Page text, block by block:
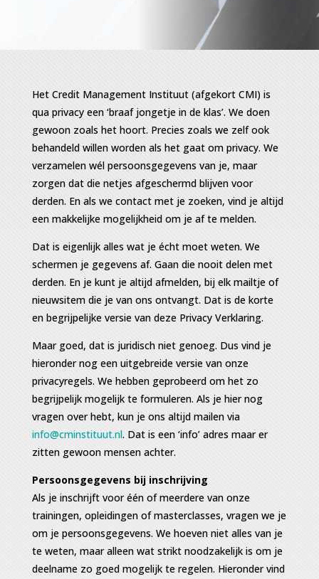
Het Credit Management Instituut (afgekort CMI) is
qua privacy een ‘braaf jongetje in de klas’. We doen
gewoon zoals het hoort. Precies zoals we zelf ook
behandeld willen worden als het gaat om privacy. We
verzamelen wél persoonsgegevens van je, maar
zorgen dat die netjes afgeschermd blijven voor
derden. En als we contact met je zoeken, vind je altijd
een makkelijke mogelijkheid om je af te melden.
Dat is eigenlijk alles wat je écht moet weten. We
schermen je gegevens af. Gaan die nooit delen met
derden. En je kunt je altijd afmelden, bij elk mailtje of
nieuwsitem die je van ons ontvangt. Dat is de korte
en begrijpelijke versie van deze Privacy Verklaring.
Maar goed, dat is juridisch niet genoeg. Dus vind je
hieronder nog een uitgebreide versie van onze
privacyregels. We hebben geprobeerd om het zo
begrijpelijk mogelijk te formuleren. Als je hier nog
vragen over hebt, kun je ons altijd mailen via
info@cminstituut.nl. Dat is een ‘info’ adres maar er
zitten gewoon mensen achter.
Persoonsgegevens bij inschrijving
Als je inschrijft voor één of meerdere van onze
trainingen, opleidingen of masterclasses, vragen we je
om je persoonsgegevens. We hoeven niet alles van je
te weten, maar alleen wat strikt noodzakelijk is om je
deelname zo goed mogelijk te regelen. Hieronder vind